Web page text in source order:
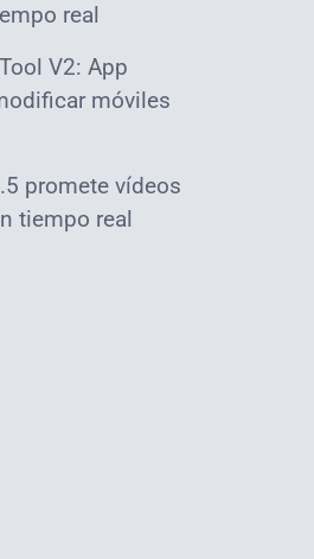
real
V2: App
móviles
promete vídeos
tiempo real